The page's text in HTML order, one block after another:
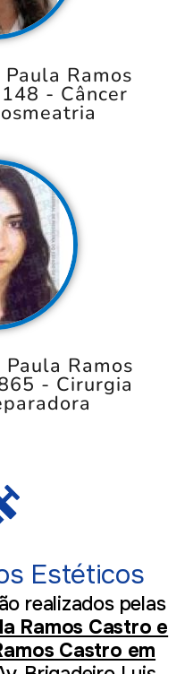
Ramos
- Câncer
Ramos
- Cirurgia
Estéticos
realizados pelas
Ramos Castro e
Castro em